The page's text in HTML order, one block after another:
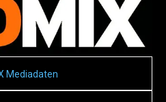
Mediadaten